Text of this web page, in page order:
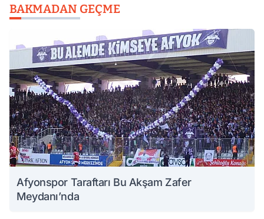
BAKMADAN GEÇME
Afyonspor Taraftarı Bu Akşam Zafer
Meydanı’nda